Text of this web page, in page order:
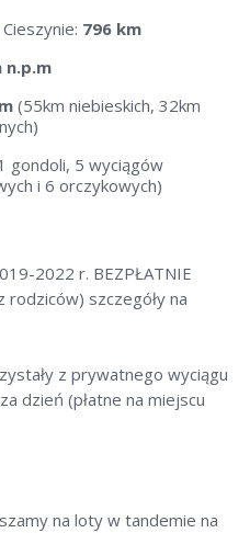
796 km
n.p.m
(55km niebieskich, 32km
gondoli, 5 wyciągów
i 6 orczykowych)
2022 r. BEZPŁATNIE
szczegóły na
z prywatnego wyciągu
dzień (płatne na miejscu
na loty w tandemie na